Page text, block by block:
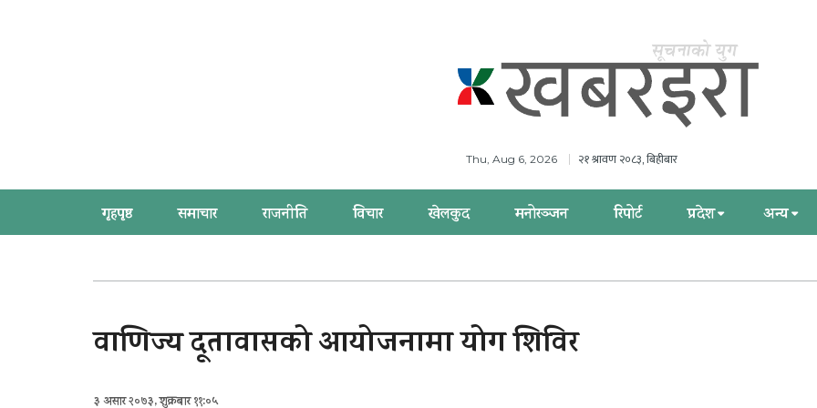
Thu, Aug 6, 2026 २१ श्रावण २०८३, बिहीबार
गृहपृष्ठ समाचार राजनीति विचार खेलकुद मनोरञ्जन रिपोर्ट प्रदेश अन्य
वाणिज्य दूतावासको आयोजनामा योग शिविर
३ असार २०७३, शुक्रबार ११:०५